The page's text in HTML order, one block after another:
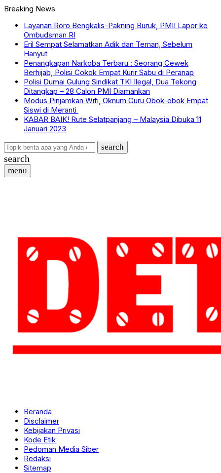
Breaking News
Layanan Roro Bengkalis-Pakning Buruk, PMII Lapor ke
Ombudsman RI
Eril Sempat Selamatkan Adik dan Teman, Sebelum
Hanyut
Penangkapan Narkoba Terbaru : Seorang Cewek
Berhijab, Polisi Cokok Empat Kurir Sabu di Peranap
Polisi Dumai Gulung Sindikat TKI Ilegal, Dua Tekong
Ditangkap – 28 Calon PMI Diamankan
Modus Pinjamkan Wifi, Oknum Guru Obok-obok Empat
Siswi di Meranti
KABAR BAIK! Rute Selatpanjang – Malaysia Dibuka 11
Januari 2023
search
search
menu
Beranda
Disclaimer
Kebijakan Privasi
Kode Etik
Pedoman Media Siber
Redaksi
Sitemap